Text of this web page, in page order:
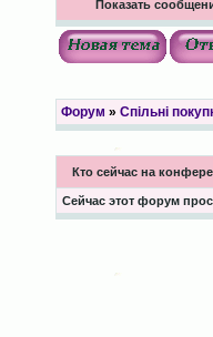
Показать
Форум » Спільні
Кто сейчас на
Сейчас этот форум